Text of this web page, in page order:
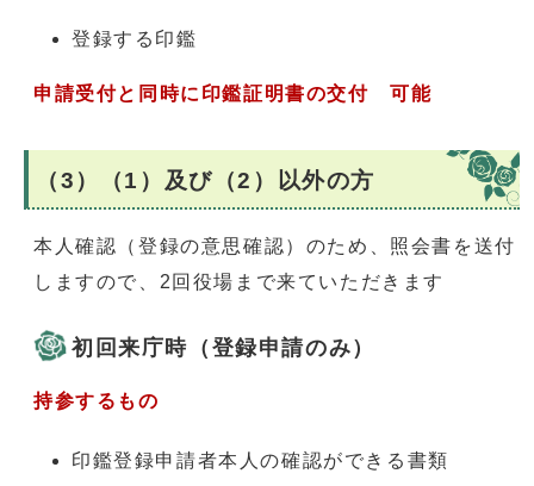
登録する印鑑
申請受付と同時に印鑑証明書の交付 可能
（3）（1）及び（2）以外の方
本人確認（登録の意思確認）のため、照会書を送付
しますので、2回役場まで来ていただきます
初回来庁時（登録申請のみ）
持参するもの
印鑑登録申請者本人の確認ができる書類